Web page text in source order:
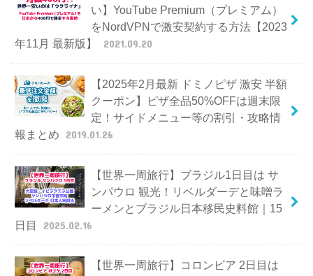
い】YouTube Premium（プレミアム）
をNordVPNで激安契約する方法【2023
年11月 最新版】
2021.09.20
【2025年2月最新 ドミノピザ 激安 半額
クーポン】ピザ全品50%OFFは週末限
定！サイドメニュー等の割引・攻略情
報まとめ
2019.01.26
【世界一周旅行】ブラジル1日目は サ
ンパウロ 観光！リベルダーデと味噌ラ
ーメンとブラジル日本移民史料館｜15
日目
2025.02.16
【世界一周旅行】コロンビア 2日目は